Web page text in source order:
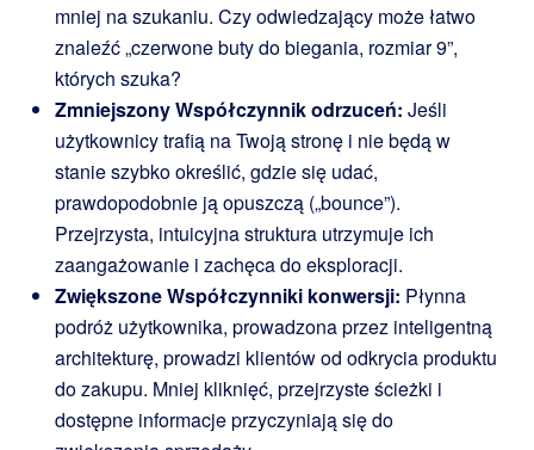
mniej na szukaniu. Czy odwiedzający może łatwo
znaleźć „czerwone buty do biegania, rozmiar 9”,
których szuka?
Zmniejszony Współczynnik odrzuceń: Jeśli
użytkownicy trafią na Twoją stronę i nie będą w
stanie szybko określić, gdzie się udać,
prawdopodobnie ją opuszczą („bounce”).
Przejrzysta, intuicyjna struktura utrzymuje ich
zaangażowanie i zachęca do eksploracji.
Zwiększone Współczynniki konwersji: Płynna
podróż użytkownika, prowadzona przez inteligentną
architekturę, prowadzi klientów od odkrycia produktu
do zakupu. Mniej kliknięć, przejrzyste ścieżki i
dostępne informacje przyczyniają się do